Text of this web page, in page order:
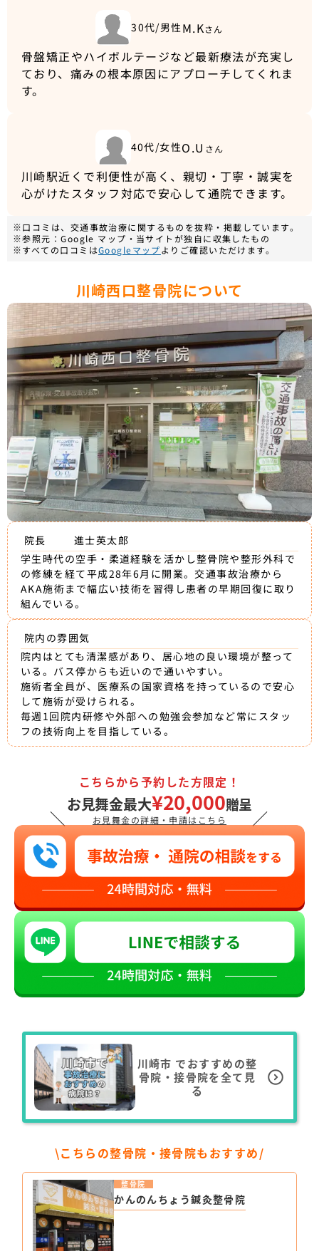
30代/男性M.Kさん
骨盤矯正やハイボルテージなど最新療法が充実し
ており、痛みの根本原因にアプローチしてくれま
す。
40代/女性O.U さん
川崎駅近くで利便性が高く、親切・丁寧・誠実を
心がけたスタッフ対応で安心して通院できます。
※口コミは、交通事故治療に関するものを抜粋・掲載しています。
※参照元：Google マップ・当サイトが独自に収集したもの
※すべての口コミはGoogleマップよりご確認いただけます。
川崎西口整骨院について
院長
進士英太郎
学生時代の空手・柔道経験を活かし整骨院や整形外科で
の修練を経て平成28年6月に開業。交通事故治療から
AKA施術まで幅広い技術を習得し患者の早期回復に取り
組んでいる。
院内の雰囲気
院内はとても清潔感があり、居心地の良い環境が整って
いる。バス停からも近いので通いやすい。
施術者全員が、医療系の国家資格を持っているので安心
して施術が受けられる。
毎週1回院内研修や外部への勉強会参加など常にスタッ
フの技術向上を目指している。
＼
こちらから予約した方限定！
お見舞金最大¥20,000贈呈
お見舞金の詳細・申請はこちら ／
川崎市 でおすすめの整
骨院・接骨院を全て見
る
\こちらの整骨院・接骨院もおすすめ/
かんのんちょう鍼灸整骨院
整骨院